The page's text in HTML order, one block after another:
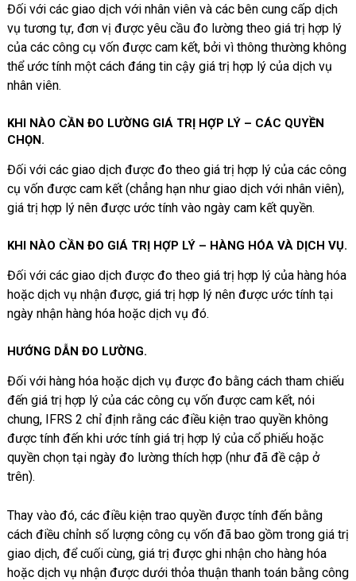
Đối với các giao dịch với nhân viên và các bên cung cấp dịch
vụ tương tự, đơn vị được yêu cầu đo lường theo giá trị hợp lý
của các công cụ vốn được cam kết, bởi vì thông thường không
thể ước tính một cách đáng tin cậy giá trị hợp lý của dịch vụ
nhân viên.
KHI NÀO CẦN ĐO LƯỜNG GIÁ TRỊ HỢP LÝ – CÁC QUYỀN
CHỌN.
Đối với các giao dịch được đo theo giá trị hợp lý của các công
cụ vốn được cam kết (chẳng hạn như giao dịch với nhân viên),
giá trị hợp lý nên được ước tính vào ngày cam kết quyền.
KHI NÀO CẦN ĐO GIÁ TRỊ HỢP LÝ – HÀNG HÓA VÀ DỊCH VỤ.
Đối với các giao dịch được đo theo giá trị hợp lý của hàng hóa
hoặc dịch vụ nhận được, giá trị hợp lý nên được ước tính tại
ngày nhận hàng hóa hoặc dịch vụ đó.
HƯỚNG DẪN ĐO LƯỜNG.
Đối với hàng hóa hoặc dịch vụ được đo bằng cách tham chiếu
đến giá trị hợp lý của các công cụ vốn được cam kết, nói
chung, IFRS 2 chỉ định rằng các điều kiện trao quyền không
được tính đến khi ước tính giá trị hợp lý của cổ phiếu hoặc
quyền chọn tại ngày đo lường thích hợp (như đã đề cập ở
trên).
Thay vào đó, các điều kiện trao quyền được tính đến bằng
cách điều chỉnh số lượng công cụ vốn đã bao gồm trong giá trị
giao dịch, để cuối cùng, giá trị được ghi nhận cho hàng hóa
hoặc dịch vụ nhận được dưới thỏa thuận thanh toán bằng công